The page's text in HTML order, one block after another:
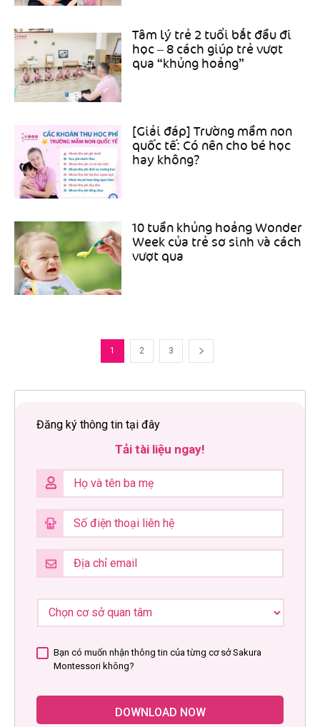
Tâm lý trẻ 2 tuổi bắt đầu đi
học – 8 cách giúp trẻ vượt
qua “khủng hoảng”
[Giải đáp] Trường mầm non
quốc tế: Có nên cho bé học
hay không?
10 tuần khủng hoảng Wonder
Week của trẻ sơ sinh và cách
vượt qua
1 2 3
Đăng ký thông tin tại đây
Tải tài liệu ngay!
Bạn có muốn nhận thông tin của từng cơ sở Sakura
Montessori không?